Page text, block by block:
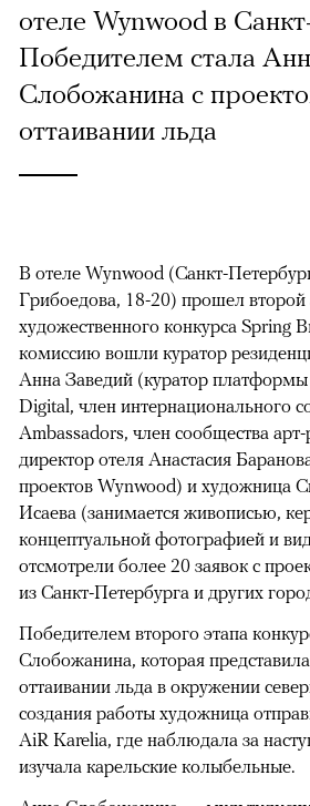
отеле Wynwood в
Победителем стала
Слобожанина с
оттаивании льда
В отеле Wynwood (Санкт-
Грибоедова, 18-20) прошел второй
художественного конкурса Spring
комиссию вошли куратор
Анна Заведий (куратор
Digital, член интернационального
Ambassadors, член сообщества
директор отеля Анастасия
проектов Wynwood) и художница
Исаева (занимается живописью,
концептуальной фотографией и
отсмотрели более 20 заявок с
из Санкт-Петербурга и других
Победителем второго этапа
Слобожанина, которая
оттаивании льда в окружении
создания работы художница
AiR Karelia, где наблюдала за
изучала карельские колыбельные.